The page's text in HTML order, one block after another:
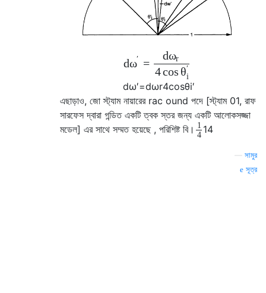
dω′ =
dωr
4cos θ′
i
dω′=dωr4cosθi′
এছাড়াও, জো স্ট্যাম নায়ারের rac ound পদে [স্ট্যাম 01, রাফ
সারফেস দ্বারা গন্ডিত একটি ত্বক স্তর জন্য একটি আলোকসজ্জা
মডেল] এর সাথে সম্মত হয়েছে , পরিশিষ্ট বি। 1
4 14
সামুর
সূত্র